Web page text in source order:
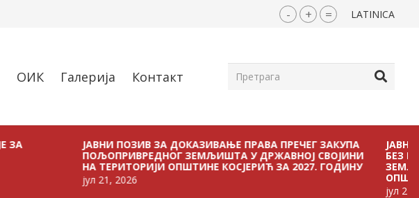
- + = LATINICA
ОИК Галерија Контакт
ЈАВНИ ПОЗИВ ЗА ДОКАЗИВАЊЕ ПРАВА ПРЕЧЕГ ЗАКУПА
ПОЉОПРИВРЕДНОГ ЗЕМЉИШТА У ДРЖАВНОЈ СВОЈИНИ
НА ТЕРИТОРИЈИ ОПШТИНЕ КОСЈЕРИЋ ЗА 2027. ГОДИНУ
јул 21, 2026
ЈАВНИ ПОЗИВ
БЕЗ
ЗЕМЉИШТА У
ОПШТИНЕ
јул 21, 2026